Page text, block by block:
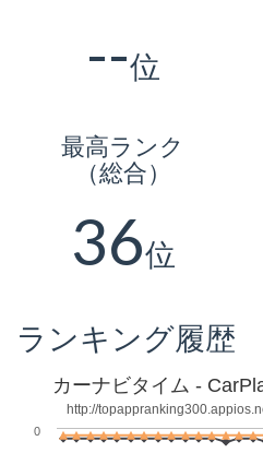
--位
最高ランク
（総合）
36位
ランキング履歴
カーナビタイム -
http://
0